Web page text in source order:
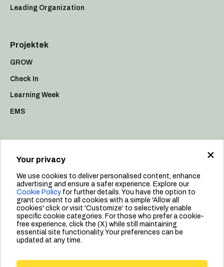
×
Your privacy
We use cookies to deliver personalised content, enhance
advertising and ensure a safer experience. Explore our
Cookie Policyfor further details. You have the option to
grant consent to all cookies with a simple 'Allow all
cookies' click or visit 'Customize' to selectively enable
specific cookie categories. For those who prefer a cookie-
free experience, click the (X) while still maintaining
essential site functionality. Your preferences can be
updated at any time.
Leading Organization
Projektek
GROW
Check In
Learning Week
EMS
Fenntarthatóság
Plakát és Értékek
Emberek
Vezetés
Adatvédelmi szabályzat